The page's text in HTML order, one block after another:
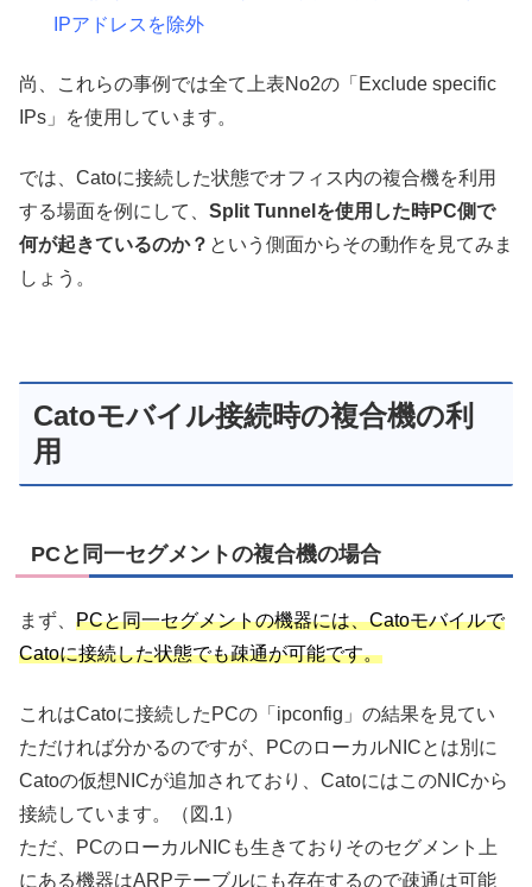
IPアドレスを除外
尚、これらの事例では全て上表No2の「Exclude specific
IPs」を使用しています。
では、Catoに接続した状態でオフィス内の複合機を利用
する場面を例にして、 Split Tunnelを使用した時PC側で
何が起きているのか？ という側面からその動作を見てみま
しょう。
Catoモバイル接続時の複合機の利
用
PCと同一セグメントの複合機の場合
まず、 PCと同一セグメントの機器には、Catoモバイルで
Catoに接続した状態でも疎通が可能です。
これはCatoに接続したPCの「ipconfig」の結果を見てい
ただければ分かるのですが、PCのローカルNICとは別に
Catoの仮想NICが追加されており、CatoにはこのNICから
接続しています。（図.1）
ただ、PCのローカルNICも生きておりそのセグメント上
にある機器はARPテーブルにも存在するので疎通は可能